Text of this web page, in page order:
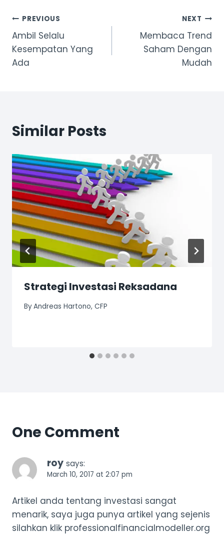
Post
navigation
PREVIOUS
Ambil Selalu
Kesempatan Yang
Ada
NEXT
Membaca Trend
Saham Dengan
Mudah
Similar Posts
Strategi Investasi Reksadana
ByAndreas Hartono, CFP
One Comment
roy says:
March 10, 2017 at 2:07 pm
Artikel anda tentang investasi sangat
menarik, saya juga punya artikel yang sejenis
silahkan klik professionalfinancialmodeller.org